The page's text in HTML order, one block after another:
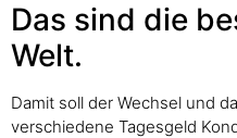
Das sind die
Welt.
Damit soll der Wechsel und
verschiedene Tagesgeld